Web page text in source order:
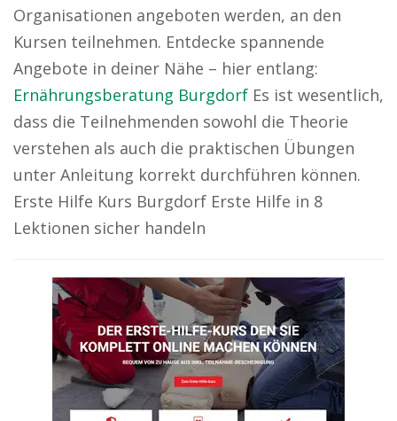
Organisationen angeboten werden, an den
Kursen teilnehmen. Entdecke spannende
Angebote in deiner Nähe – hier entlang:
Ernährungsberatung Burgdorf Es ist wesentlich,
dass die Teilnehmenden sowohl die Theorie
verstehen als auch die praktischen Übungen
unter Anleitung korrekt durchführen können.
Erste Hilfe Kurs Burgdorf Erste Hilfe in 8
Lektionen sicher handeln